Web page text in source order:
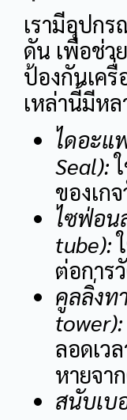
เรามีอุปกร
ดัน เพื่อช่ว
ป้องกันเค
เหล่านี้มีห
ไดอะแ
Seal):
ของเก
ไซฟ่อน
tube):
ต่อการ
คูลลิ่งท
tower):
ลอดเว
หายจา
สนับเบ